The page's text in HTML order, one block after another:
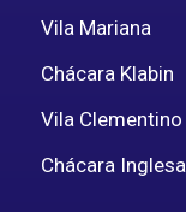
Vila Mariana
Chácara Klabin
Vila Clementino
Chácara Inglesa